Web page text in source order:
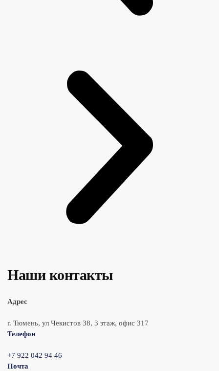
Наши контакты
Адрес
г. Тюмень, ул Чекистов 38, 3 этаж, офис 317
Телефон
+7 922 042 94 46
Почта